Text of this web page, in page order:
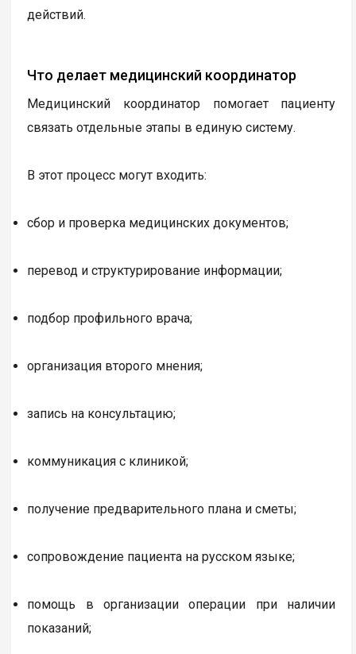
действий.
Что делает медицинский координатор
Медицинский координатор помогает пациенту
связать отдельные этапы в единую систему.
В этот процесс могут входить:
сбор и проверка медицинских документов;
перевод и структурирование информации;
подбор профильного врача;
организация второго мнения;
запись на консультацию;
коммуникация с клиникой;
получение предварительного плана и сметы;
сопровождение пациента на русском языке;
помощь в организации операции при наличии
показаний;